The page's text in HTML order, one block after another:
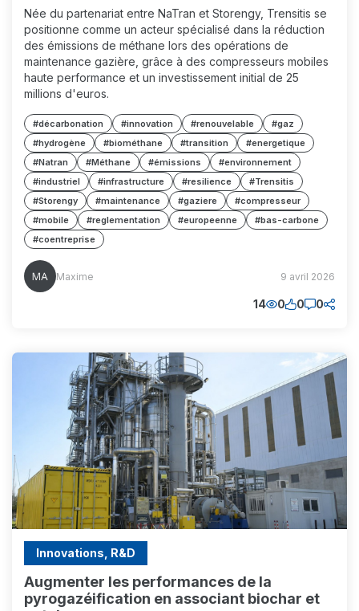
Née du partenariat entre NaTran et Storengy, Trensitis se
positionne comme un acteur spécialisé dans la réduction
des émissions de méthane lors des opérations de
maintenance gazière, grâce à des compresseurs mobiles
haute performance et un investissement initial de 25
millions d'euros.
#décarbonation #innovation #renouvelable
#gaz
#hydrogène
#biométhane #transition
#energetique
#Natran
#Méthane #émissions
#environnement
#industriel
#infrastructure #resilience
#Trensitis
#Storengy
#maintenance #gaziere
#compresseur
#mobile
#reglementation #europeenne
#bas-carbone
#coentreprise
Maxime
(MM)
Maxime 9 avril 2026
14 0 0 0
Innovations, R&D
Augmenter les performances de la
pyrogazéification en associant biochar et